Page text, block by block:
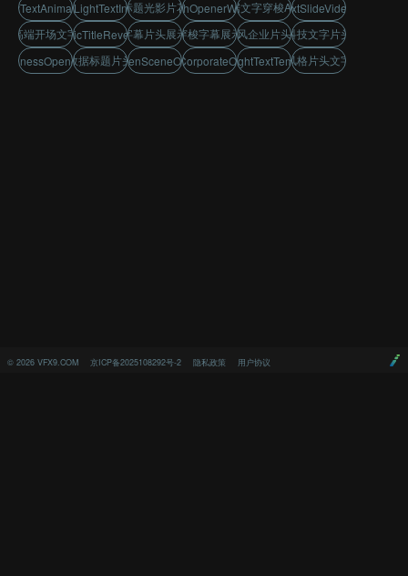
© 2026 VFX9.COM 京ICP备2025108292号-2 隐私政策 用户协议
dynamicLightTextIntroVideo
章节标题光影片花模板
leanTechOpenerWithTitles
大数据文字穿梭AE模板
hapterTextSlideVideoOpener
高端开场文字展示
nfographicTitleRevealMotion
章节字幕片头展示模板光影穿梭字幕展示片头简洁风企业片头动画高端科技文字片头设计
科技数据标题片头模板
dataDrivenSceneOpenerAe
modernCorporateOpenerAe
sinessLightTextTemplateAe
简约风格片头文字动画